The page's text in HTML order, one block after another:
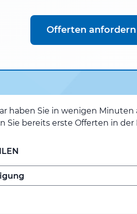
Offerten anfordern
haben Sie in wenigen
Sie bereits erste Offerten in der